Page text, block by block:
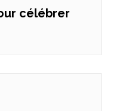
célébrer